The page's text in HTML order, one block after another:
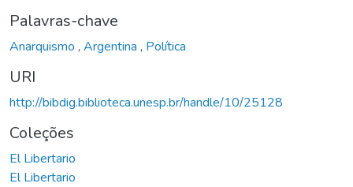
Palavras-chave
Anarquismo , Argentina , Política
URI
http://bibdig.biblioteca.unesp.br/handle/10/25128
Coleções
El Libertario
El Libertario